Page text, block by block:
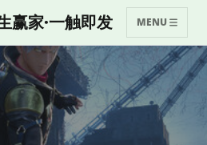
赢家·一触即发 MENU